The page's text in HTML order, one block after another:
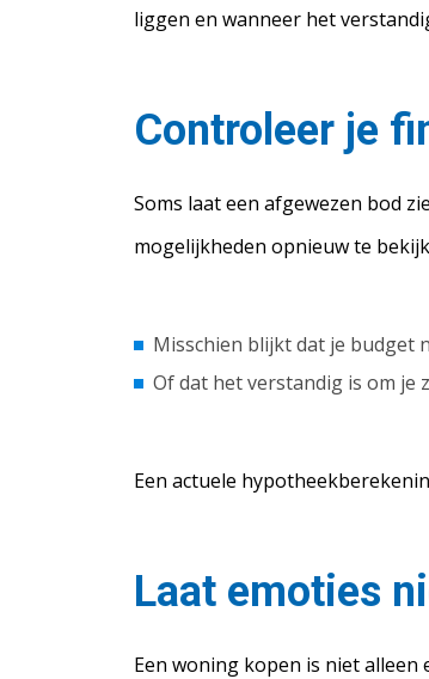
liggen en wanneer het
Controleer je
Soms laat een afgewezen bod
mogelijkheden opnieuw te
Misschien blijkt dat je budget
Of dat het verstandig is om je
Een actuele
Laat emoties
Een woning kopen is niet alleen